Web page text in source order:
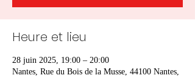
Heure et lieu
28 juin 2025, 19:00 – 20:00
Nantes, Rue du Bois de la Musse, 44100 Nantes,